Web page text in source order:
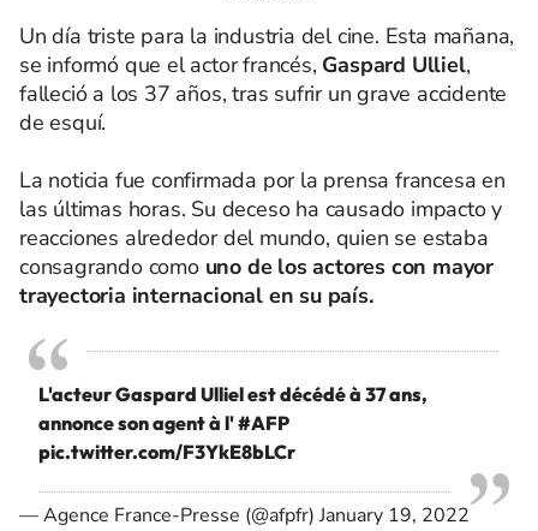
Un día triste para la industria del cine. Esta mañana,
se informó que el actor francés, Gaspard Ulliel,
falleció a los 37 años, tras sufrir un grave accidente
de esquí.
La noticia fue confirmada por la prensa francesa en
las últimas horas. Su deceso ha causado impacto y
reacciones alrededor del mundo, quien se estaba
consagrando como uno de los actores con mayor
trayectoria internacional en su país.
L'acteur Gaspard Ulliel est décédé à 37 ans,
annonce son agent à l'#AFP
pic.twitter.com/F3YkE8bLCr
— Agence France-Presse (@afpfr)January 19, 2022